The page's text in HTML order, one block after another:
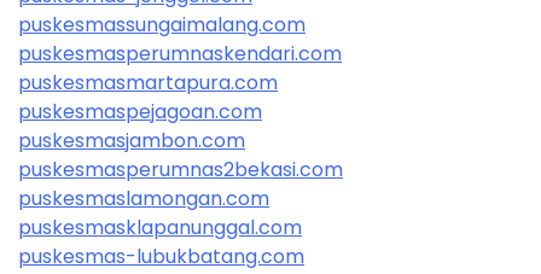
puskesmassungaimalang.com
puskesmasperumnaskendari.com
puskesmasmartapura.com
puskesmaspejagoan.com
puskesmasjambon.com
puskesmasperumnas2bekasi.com
puskesmaslamongan.com
puskesmasklapanunggal.com
puskesmas-lubukbatang.com